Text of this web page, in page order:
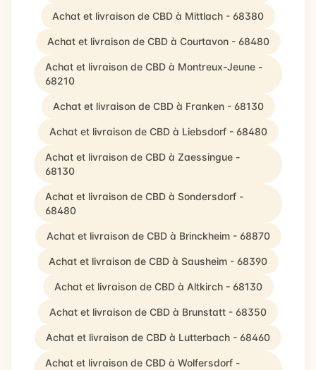
Achat et livraison de CBD à Mittlach - 68380
Achat et livraison de CBD à Courtavon - 68480
Achat et livraison de CBD à Montreux-Jeune -
68210
Achat et livraison de CBD à Franken - 68130
Achat et livraison de CBD à Liebsdorf - 68480
Achat et livraison de CBD à Zaessingue -
68130
Achat et livraison de CBD à Sondersdorf -
68480
Achat et livraison de CBD à Brinckheim - 68870
Achat et livraison de CBD à Sausheim - 68390
Achat et livraison de CBD à Altkirch - 68130
Achat et livraison de CBD à Brunstatt - 68350
Achat et livraison de CBD à Lutterbach - 68460
Achat et livraison de CBD à Wolfersdorf -